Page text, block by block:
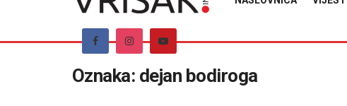
Oznaka: dejan bodiroga